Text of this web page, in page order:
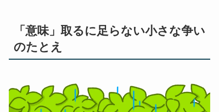
「意味」取るに足らない小さな争い
のたとえ